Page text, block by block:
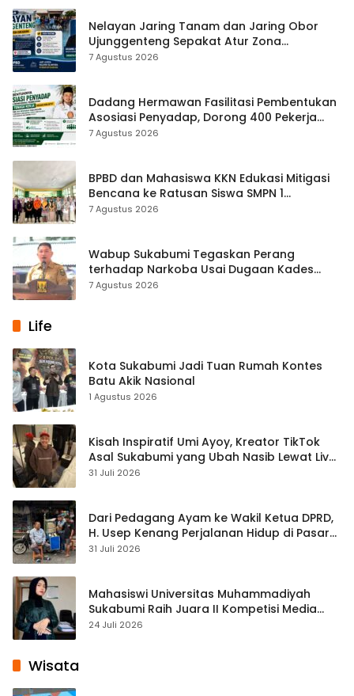
Nelayan Jaring Tanam dan Jaring Obor
Ujunggenteng Sepakat Atur Zona
Penangkapan
7 Agustus 2026
Dadang Hermawan Fasilitasi Pembentukan
Asosiasi Penyadap, Dorong 400 Pekerja
Dapat Perlindungan BPJS
7 Agustus 2026
BPBD dan Mahasiswa KKN Edukasi Mitigasi
Bencana ke Ratusan Siswa SMPN 1
Simpenan
7 Agustus 2026
Wabup Sukabumi Tegaskan Perang
terhadap Narkoba Usai Dugaan Kades
Terlibat
7 Agustus 2026
Life
Kota Sukabumi Jadi Tuan Rumah Kontes
Batu Akik Nasional
1 Agustus 2026
Kisah Inspiratif Umi Ayoy, Kreator TikTok
Asal Sukabumi yang Ubah Nasib Lewat Live
Streaming
31 Juli 2026
Dari Pedagang Ayam ke Wakil Ketua DPRD,
H. Usep Kenang Perjalanan Hidup di Pasar
Cisaat
31 Juli 2026
Mahasiswi Universitas Muhammadiyah
Sukabumi Raih Juara II Kompetisi Media
Pembelajaran Digital Tingkat Internasional
24 Juli 2026
Wisata